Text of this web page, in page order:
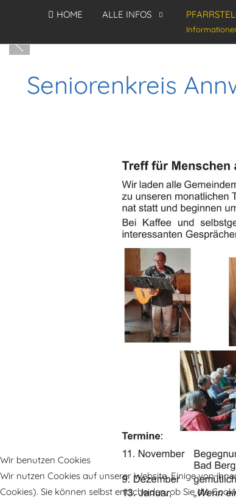
HOME ALLE INFOS
Seniorenkreis
Wir benutzen Cookies
Wir nutzen Cookies auf unserer Website. Einige von
Cookies). Sie können selbst entscheiden, ob Sie die